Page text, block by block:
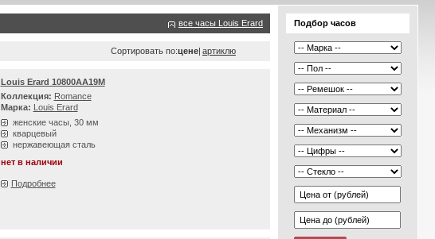
все часы Louis Erard
Сортировать по:цене| артиклю
Louis Erard 10800AA19M
Коллекция: Romance
Марка: Louis Erard
женские часы, 30 мм
кварцевый
нержавеющая сталь
нет в наличии
Подробнее
Подбор часов